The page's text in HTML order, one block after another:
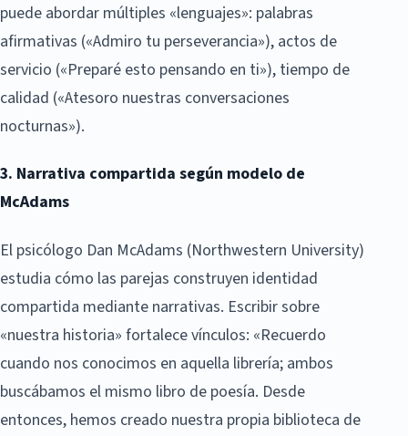
puede abordar múltiples «lenguajes»: palabras
afirmativas («Admiro tu perseverancia»), actos de
servicio («Preparé esto pensando en ti»), tiempo de
calidad («Atesoro nuestras conversaciones
nocturnas»).
3. Narrativa compartida según modelo de
McAdams
El psicólogo Dan McAdams (Northwestern University)
estudia cómo las parejas construyen identidad
compartida mediante narrativas. Escribir sobre
«nuestra historia» fortalece vínculos: «Recuerdo
cuando nos conocimos en aquella librería; ambos
buscábamos el mismo libro de poesía. Desde
entonces, hemos creado nuestra propia biblioteca de